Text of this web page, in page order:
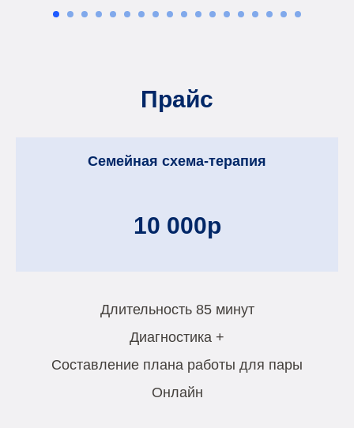
Прайс
Семейная схема-терапия
10 000р
Длительность 85 минут
Диагностика +
Составление плана работы для пары
Онлайн